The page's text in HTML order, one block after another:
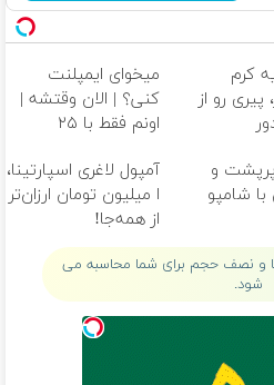
کرم
پیری رو از
میخوای ایمپلنت
کنی؟ | الان وقتشه |
اونم فقط با ۲۵
و
شامپو
آمپول لاغری اسپارتینا،
ا میلیون تومان ارزان‌تر
از همه‌جا!
بها و نصف حجم برای شما محاسبه می
شود.